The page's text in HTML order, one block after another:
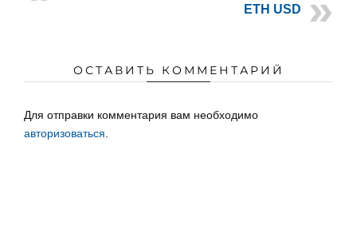
ETH USD
ОСТАВИТЬ КОММЕНТАРИЙ
Для отправки комментария вам необходимо
авторизоваться.